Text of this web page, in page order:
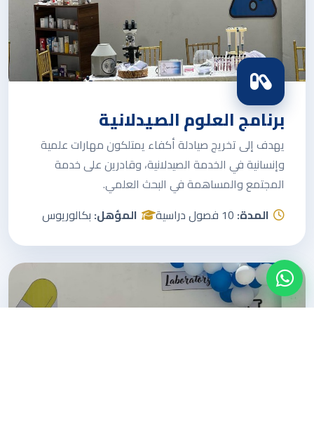
برنامج العلوم الصيدلانية
يهدف إلى تخريج صيادلة أكفاء يمتلكون مهارات علمية
وإنسانية في الخدمة الصيدلانية، وقادرين على خدمة
المجتمع والمساهمة في البحث العلمي.
المدة:10 فصول دراسية المؤهل:بكالوريوس